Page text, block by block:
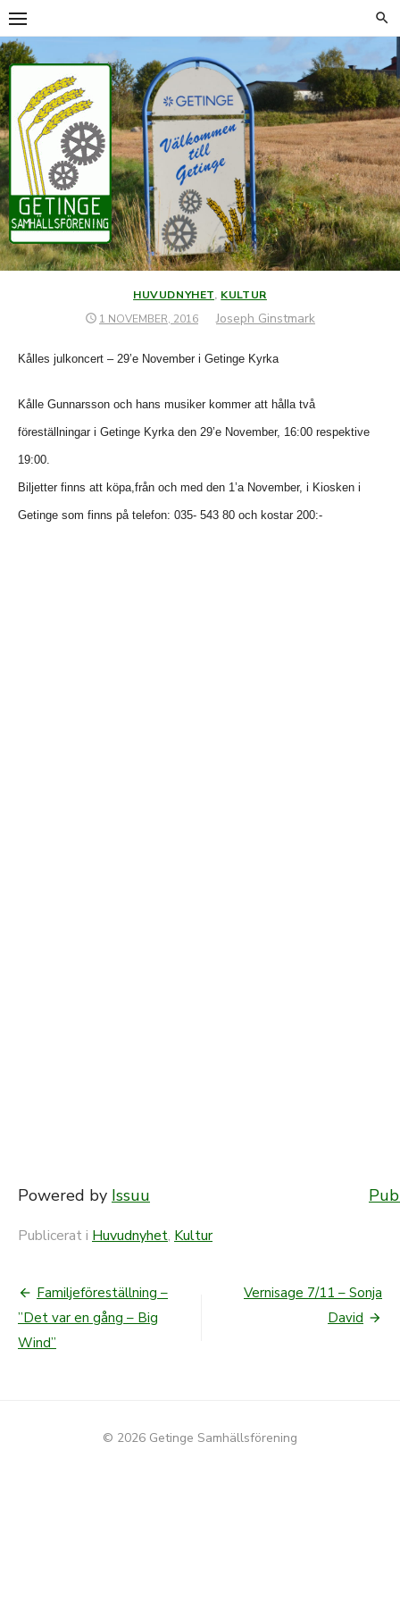
Hoppa
till
innehåll
HUVUDNYHET, KULTUR
PUBLICERAT
1 NOVEMBER, 2016 Författare
Joseph Ginstmark
Kålles julkoncert – 29’e November i Getinge Kyrka
Kålle Gunnarsson och hans musiker kommer att hålla två
föreställningar i Getinge Kyrka den 29’e November, 16:00 respektive
19:00.
Biljetter finns att köpa,från och med den 1’a November, i Kiosken i
Getinge som finns på telefon: 035- 543 80 och kostar 200:-
Powered by Issuu
Publicerat i Huvudnyhet, Kultur
Inläggsnavigering
Familjeföreställning –
”Det var en gång – Big
Wind”
Vernisage 7/11 – Sonja
David
© 2026 Getinge Samhällsförening